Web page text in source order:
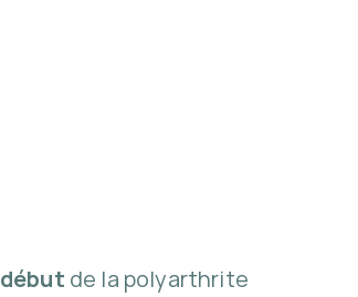
début de la polyarthrite